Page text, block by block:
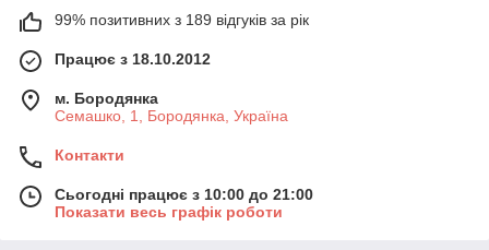
99% позитивних з 189 відгуків за рік
Працює з 18.10.2012
м. Бородянка
Семашко, 1, Бородянка, Україна
Контакти
Сьогодні працює з 10:00 до 21:00
Показати весь графік роботи